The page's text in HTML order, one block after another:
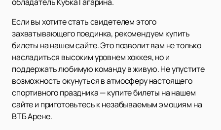
обладатель Кубка Гагарина.
Если вы хотите стать свидетелем этого
захватывающего поединка, рекомендуем купить
билеты на нашем сайте. Это позволит вам не только
насладиться высоким уровнем хоккея, но и
поддержать любимую команду в живую. Не упустите
возможность окунуться в атмосферу настоящего
спортивного праздника — купите билеты на нашем
сайте и приготовьтесь к незабываемым эмоциям на
ВТБ Арене.